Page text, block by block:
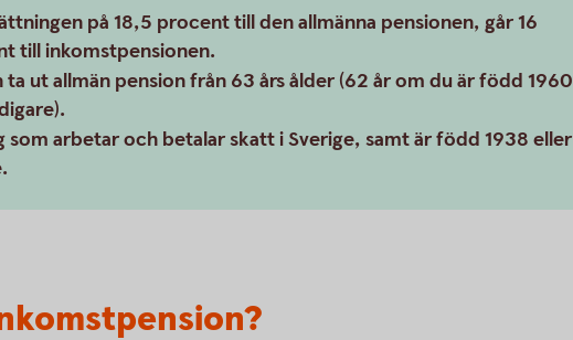
på 18,5 procent till den allmänna pensionen, går 16
till inkomstpensionen.
ta ut allmän pension från 63 års ålder (62 år om du är född 1960
som arbetar och betalar skatt i Sverige, samt är född 1938 eller